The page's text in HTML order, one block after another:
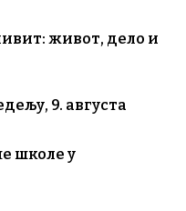
живот, дело и
9. августа
школе у